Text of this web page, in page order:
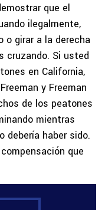
que el
ilegalmente,
o girar a la derecha
cruzando. Si usted
en California,
y Freeman
de los peatones
mientras
debería haber sido.
que